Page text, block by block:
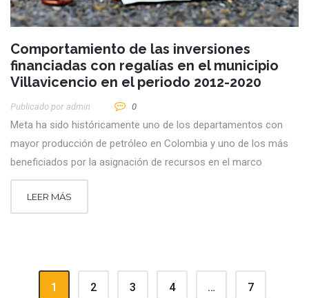
Comportamiento de las inversiones
financiadas con regalías en el municipio
Villavicencio en el periodo 2012-2020
Publicado por Admin 0
Meta ha sido históricamente uno de los departamentos con
mayor producción de petróleo en Colombia y uno de los más
beneficiados por la asignación de recursos en el marco
LEER MÁS
1 2 3 4 … 7